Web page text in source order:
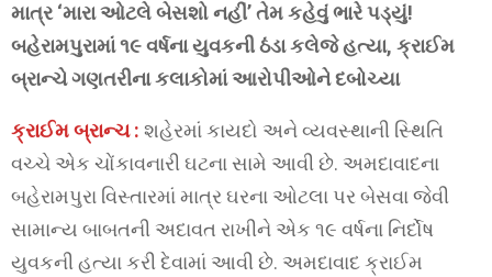
માત્ર ‘મારા ઓટલે બેસશો નહીં’ તેમ કહેવું ભારે પડ્યું!
બહેરામપુરામાં ૧૯ વર્ષના યુવકની ઠંડા કલેજે હત્યા, ક્રાઈમ
બ્રાન્ચે ગણતરીના કલાકોમાં આરોપીઓને દબોચ્યા
ક્રાઈમ બ્રાન્ચ : શહેરમાં કાયદો અને વ્યવસ્થાની સ્થિતિ
વચ્ચે એક ચોંકાવનારી ઘટના સામે આવી છે. અમદાવાદના
બહેરામપુરા વિસ્તારમાં માત્ર ઘરના ઓટલા પર બેસવા જેવી
સામાન્ય બાબતની અદાવત રાખીને એક ૧૯ વર્ષના નિર્દોષ
યુવકની હત્યા કરી દેવામાં આવી છે. અમદાવાદ ક્રાઈમ